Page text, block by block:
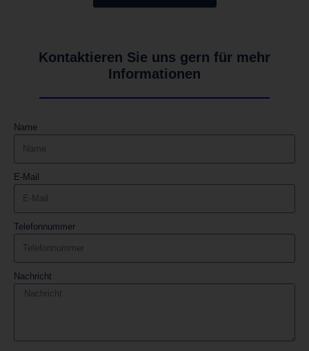
Kontaktieren Sie uns gern für mehr
Informationen
Name
E-Mail
Telefonnummer
Nachricht